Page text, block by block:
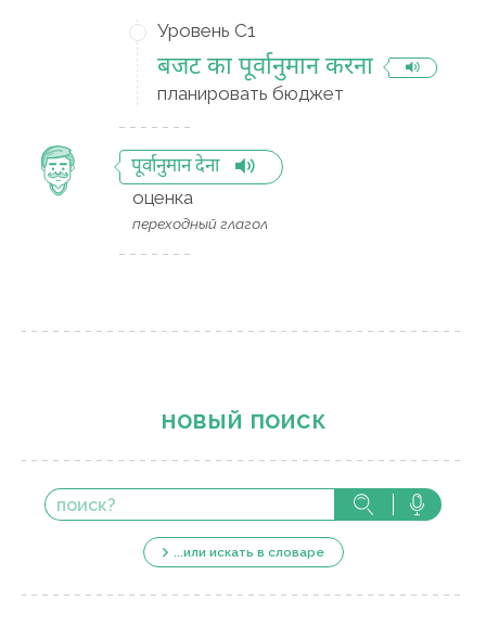
Уровень C1
बजट का पूर्वानुमान करना
планировать бюджет
पूर्वानुमान देना
оценка
переходный глагол
новый поиск
...или искать в словаре